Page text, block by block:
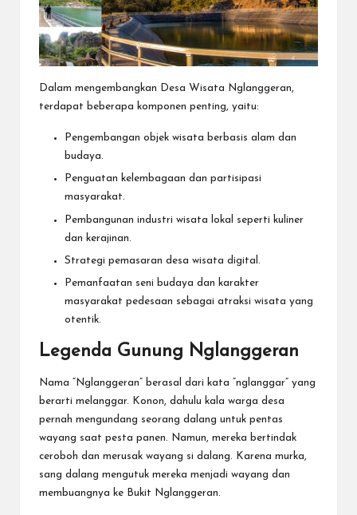
Dalam mengembangkan Desa Wisata Nglanggeran,
terdapat beberapa komponen penting, yaitu:
Pengembangan objek wisata berbasis alam dan
budaya.
Penguatan kelembagaan dan partisipasi
masyarakat.
Pembangunan industri wisata lokal seperti kuliner
dan kerajinan.
Strategi pemasaran desa wisata digital.
Pemanfaatan seni budaya dan karakter
masyarakat pedesaan sebagai atraksi wisata yang
otentik.
Legenda Gunung Nglanggeran
Nama “Nglanggeran” berasal dari kata “nglanggar” yang
berarti melanggar. Konon, dahulu kala warga desa
pernah mengundang seorang dalang untuk pentas
wayang saat pesta panen. Namun, mereka bertindak
ceroboh dan merusak wayang si dalang. Karena murka,
sang dalang mengutuk mereka menjadi wayang dan
membuangnya ke Bukit Nglanggeran.